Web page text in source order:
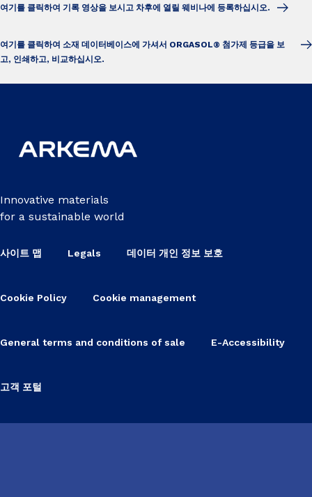
여기를 클릭하여 기록 영상을 보시고 차후에 열릴 웨비나에 등록하십시오.
여기를 클릭하여 소재 데이터베이스에 가셔서 ORGASOL® 첨가제 등급을 보
고, 인쇄하고, 비교하십시오.
Innovative materials
for a sustainable world
사이트 맵 Legals 데이터 개인 정보 보호
Cookie Policy Cookie management
General terms and conditions of sale E-Accessibility
고객 포털